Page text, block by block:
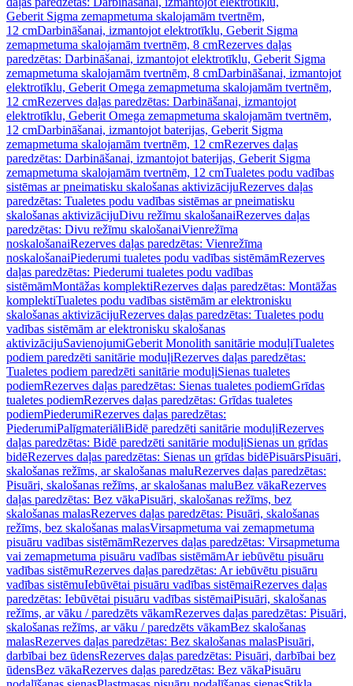
Geberit Sigma zemapmetuma skalojamām tvertnēm,
12 cmDarbināšanai, izmantojot elektrotīklu, Geberit Sigma
zemapmetuma skalojamām tvertnēm, 8 cmRezerves daļas
paredzētas: Darbināšanai, izmantojot elektrotīklu, Geberit Sigma
zemapmetuma skalojamām tvertnēm, 8 cmDarbināšanai, izmantojot
elektrotīklu, Geberit Omega zemapmetuma skalojamām tvertnēm,
12 cmRezerves daļas paredzētas: Darbināšanai, izmantojot
elektrotīklu, Geberit Omega zemapmetuma skalojamām tvertnēm,
12 cmDarbināšanai, izmantojot baterijas, Geberit Sigma
zemapmetuma skalojamām tvertnēm, 12 cmRezerves daļas
paredzētas: Darbināšanai, izmantojot baterijas, Geberit Sigma
zemapmetuma skalojamām tvertnēm, 12 cmTualetes podu vadības
sistēmas ar pneimatisku skalošanas aktivizācijuRezerves daļas
paredzētas: Tualetes podu vadības sistēmas ar pneimatisku
skalošanas aktivizācijuDivu režīmu skalošanaiRezerves daļas
paredzētas: Divu režīmu skalošanaiVienrežīma
noskalošanaiRezerves daļas paredzētas: Vienrežīma
noskalošanaiPiederumi tualetes podu vadības sistēmāmRezerves
daļas paredzētas: Piederumi tualetes podu vadības
sistēmāmMontāžas komplektiRezerves daļas paredzētas: Montāžas
komplektiTualetes podu vadības sistēmām ar elektronisku
skalošanas aktivizācijuRezerves daļas paredzētas: Tualetes podu
vadības sistēmām ar elektronisku skalošanas
aktivizācijuSavienojumiGeberit Monolith sanitārie moduļiTualetes
podiem paredzēti sanitārie moduļiRezerves daļas paredzētas:
Tualetes podiem paredzēti sanitārie moduļiSienas tualetes
podiemRezerves daļas paredzētas: Sienas tualetes podiemGrīdas
tualetes podiemRezerves daļas paredzētas: Grīdas tualetes
podiemPiederumiRezerves daļas paredzētas:
PiederumiPalīgmateriāliBidē paredzēti sanitārie moduļiRezerves
daļas paredzētas: Bidē paredzēti sanitārie moduļiSienas un grīdas
bidēRezerves daļas paredzētas: Sienas un grīdas bidēPisuārsPisuāri,
skalošanas režīms, ar skalošanas maluRezerves daļas paredzētas:
Pisuāri, skalošanas režīms, ar skalošanas maluBez vākaRezerves
daļas paredzētas: Bez vākaPisuāri, skalošanas režīms, bez
skalošanas malasRezerves daļas paredzētas: Pisuāri, skalošanas
režīms, bez skalošanas malasVirsapmetuma vai zemapmetuma
pisuāru vadības sistēmāmRezerves daļas paredzētas: Virsapmetuma
vai zemapmetuma pisuāru vadības sistēmāmAr iebūvētu pisuāru
vadības sistēmuRezerves daļas paredzētas: Ar iebūvētu pisuāru
vadības sistēmuIebūvētai pisuāru vadības sistēmaiRezerves daļas
paredzētas: Iebūvētai pisuāru vadības sistēmaiPisuāri, skalošanas
režīms, ar vāku / paredzēts vākamRezerves daļas paredzētas: Pisuāri,
skalošanas režīms, ar vāku / paredzēts vākamBez skalošanas
malasRezerves daļas paredzētas: Bez skalošanas malasPisuāri,
darbībai bez ūdensRezerves daļas paredzētas: Pisuāri, darbībai bez
ūdensBez vākaRezerves daļas paredzētas: Bez vākaPisuāru